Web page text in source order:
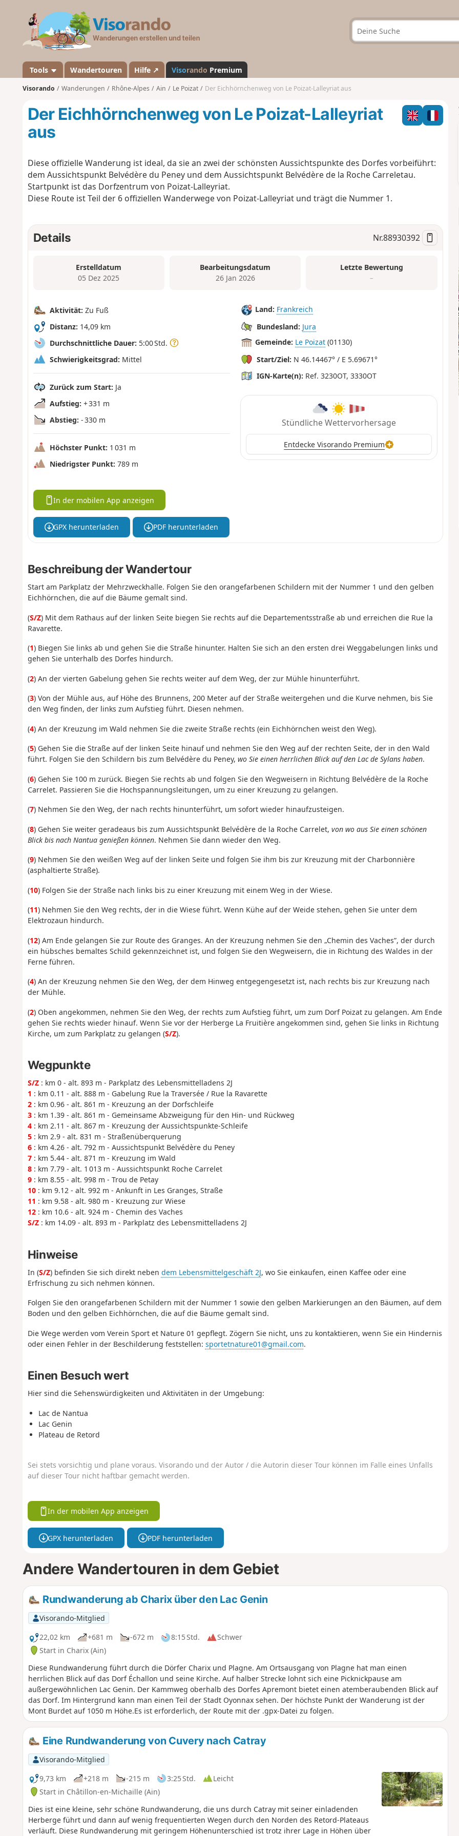
a
n
d
Tools Wandertouren Hilfe ↗ Visorando Premium
Visorando Wanderungen Rhône-Alpes Ain Le Poizat Der Eichhörnchenweg von Le Poizat-Lalleyriat aus
Der Eichhörnchenweg von Le Poizat-Lalleyriat
aus
Diese offizielle Wanderung ist ideal, da sie an zwei der schönsten Aussichtspunkte des Dorfes vorbeiführt:
dem Aussichtspunkt Belvédère du Peney und dem Aussichtspunkt Belvédère de la Roche Carreletau.
Startpunkt ist das Dorfzentrum von Poizat-Lalleyriat.
Diese Route ist Teil der 6 offiziellen Wanderwege von Poizat-Lalleyriat und trägt die Nummer 1.
Details Nr.88930392
Erstelldatum
05 Dez 2025
Bearbeitungsdatum
26 Jan 2026
Letzte Bewertung
–
Aktivität: Zu Fuß
Distanz: 14,09 km
Durchschnittliche Dauer: 5:00 Std.
Schwierigkeitsgrad: Mittel
Zurück zum Start: Ja
Aufstieg: + 331 m
Abstieg: - 330 m
Höchster Punkt: 1 031 m
Niedrigster Punkt: 789 m
Land: Frankreich
Bundesland: Jura
Gemeinde: Le Poizat (01130)
Start/Ziel: N 46.14467° / E 5.69671°
IGN-Karte(n): Ref. 3230OT, 3330OT
Stündliche Wettervorhersage
Entdecke Visorando Premium
In der mobilen App anzeigen
GPX herunterladen PDF herunterladen
Beschreibung der Wandertour
Start am Parkplatz der Mehrzweckhalle. Folgen Sie den orangefarbenen Schildern mit der Nummer 1 und den gelben
Eichhörnchen, die auf die Bäume gemalt sind.
(S/Z) Mit dem Rathaus auf der linken Seite biegen Sie rechts auf die Departementsstraße ab und erreichen die Rue la
Ravarette.
(1) Biegen Sie links ab und gehen Sie die Straße hinunter. Halten Sie sich an den ersten drei Weggabelungen links und
gehen Sie unterhalb des Dorfes hindurch.
(2) An der vierten Gabelung gehen Sie rechts weiter auf dem Weg, der zur Mühle hinunterführt.
(3) Von der Mühle aus, auf Höhe des Brunnens, 200 Meter auf der Straße weitergehen und die Kurve nehmen, bis Sie
den Weg finden, der links zum Aufstieg führt. Diesen nehmen.
(4) An der Kreuzung im Wald nehmen Sie die zweite Straße rechts (ein Eichhörnchen weist den Weg).
(5) Gehen Sie die Straße auf der linken Seite hinauf und nehmen Sie den Weg auf der rechten Seite, der in den Wald
führt. Folgen Sie den Schildern bis zum Belvédère du Peney, wo Sie einen herrlichen Blick auf den Lac de Sylans haben.
(6) Gehen Sie 100 m zurück. Biegen Sie rechts ab und folgen Sie den Wegweisern in Richtung Belvédère de la Roche
Carrelet. Passieren Sie die Hochspannungsleitungen, um zu einer Kreuzung zu gelangen.
(7) Nehmen Sie den Weg, der nach rechts hinunterführt, um sofort wieder hinaufzusteigen.
(8) Gehen Sie weiter geradeaus bis zum Aussichtspunkt Belvédère de la Roche Carrelet, von wo aus Sie einen schönen
Blick bis nach Nantua genießen können. Nehmen Sie dann wieder den Weg.
(9) Nehmen Sie den weißen Weg auf der linken Seite und folgen Sie ihm bis zur Kreuzung mit der Charbonnière
(asphaltierte Straße).
(10) Folgen Sie der Straße nach links bis zu einer Kreuzung mit einem Weg in der Wiese.
(11) Nehmen Sie den Weg rechts, der in die Wiese führt. Wenn Kühe auf der Weide stehen, gehen Sie unter dem
Elektrozaun hindurch.
(12) Am Ende gelangen Sie zur Route des Granges. An der Kreuzung nehmen Sie den „Chemin des Vaches”, der durch
ein hübsches bemaltes Schild gekennzeichnet ist, und folgen Sie den Wegweisern, die in Richtung des Waldes in der
Ferne führen.
(4) An der Kreuzung nehmen Sie den Weg, der dem Hinweg entgegengesetzt ist, nach rechts bis zur Kreuzung nach
der Mühle.
(2) Oben angekommen, nehmen Sie den Weg, der rechts zum Aufstieg führt, um zum Dorf Poizat zu gelangen. Am Ende
gehen Sie rechts wieder hinauf. Wenn Sie vor der Herberge La Fruitière angekommen sind, gehen Sie links in Richtung
Kirche, um zum Parkplatz zu gelangen (S/Z).
Wegpunkte
S/Z: km 0 - alt. 893 m - Parkplatz des Lebensmittelladens 2J
1 : km 0.11 - alt. 888 m - Gabelung Rue la Traversée / Rue la Ravarette
2: km 0.96 - alt. 861 m - Kreuzung an der Dorfschleife
3: km 1.39 - alt. 861 m - Gemeinsame Abzweigung für den Hin- und Rückweg
4: km 2.11 - alt. 867 m - Kreuzung der Aussichtspunkte-Schleife
5: km 2.9 - alt. 831 m - Straßenüberquerung
6: km 4.26 - alt. 792 m - Aussichtspunkt Belvédère du Peney
7: km 5.44 - alt. 871 m - Kreuzung im Wald
8: km 7.79 - alt. 1 013 m - Aussichtspunkt Roche Carrelet
9: km 8.55 - alt. 998 m - Trou de Petay
10: km 9.12 - alt. 992 m - Ankunft in Les Granges, Straße
11 : km 9.58 - alt. 980 m - Kreuzung zur Wiese
12: km 10.6 - alt. 924 m - Chemin des Vaches
S/Z: km 14.09 - alt. 893 m - Parkplatz des Lebensmittelladens 2J
Hinweise
In (S/Z) befinden Sie sich direkt neben dem Lebensmittelgeschäft 2J, wo Sie einkaufen, einen Kaffee oder eine
Erfrischung zu sich nehmen können.
Folgen Sie den orangefarbenen Schildern mit der Nummer 1 sowie den gelben Markierungen an den Bäumen, auf dem
Boden und den gelben Eichhörnchen, die auf die Bäume gemalt sind.
Die Wege werden vom Verein Sport et Nature 01 gepflegt. Zögern Sie nicht, uns zu kontaktieren, wenn Sie ein Hindernis
oder einen Fehler in der Beschilderung feststellen: sportetnature01@gmail.com.
Einen Besuch wert
Hier sind die Sehenswürdigkeiten und Aktivitäten in der Umgebung:
Lac de Nantua
Lac Genin
Plateau de Retord
Sei stets vorsichtig und plane voraus. Visorando und der Autor / die Autorin dieser Tour können im Falle eines Unfalls
auf dieser Tour nicht haftbar gemacht werden.
In der mobilen App anzeigen
GPX herunterladen PDF herunterladen
Andere Wandertouren in dem Gebiet
Rundwanderung ab Charix über den Lac Genin
Visorando-Mitglied
22,02 km
+681 m -672 m 8:15 Std.
Schwer
Start in Charix (Ain)
Diese Rundwanderung führt durch die Dörfer Charix und Plagne. Am Ortsausgang von Plagne hat man einen
herrlichen Blick auf das Dorf Échallon und seine Kirche. Auf halber Strecke lohnt sich eine Picknickpause am
außergewöhnlichen Lac Genin. Der Kammweg oberhalb des Dorfes Apremont bietet einen atemberaubenden Blick auf
das Dorf. Im Hintergrund kann man einen Teil der Stadt Oyonnax sehen. Der höchste Punkt der Wanderung ist der
Mont Burdet auf 1050 m Höhe.Es ist erforderlich, der Route mit der .gpx-Datei zu folgen.
Eine Rundwanderung von Cuvery nach Catray
Visorando-Mitglied
9,73 km
+218 m -215 m 3:25 Std.
Leicht
Start in Châtillon-en-Michaille (Ain)
Dies ist eine kleine, sehr schöne Rundwanderung, die uns durch Catray mit seiner einladenden
Herberge führt und dann auf wenig frequentierten Wegen durch den Norden des Retord-Plateaus
verläuft. Diese Rundwanderung mit geringem Höhenunterschied ist trotz ihrer Lage in Höhen über